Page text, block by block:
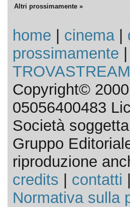
Altri prossimamente »
home cinema|
prossimamente
Copyright©
05056400483
Società
Gruppo
riproduzione
credits
contatti
Normativa sulla